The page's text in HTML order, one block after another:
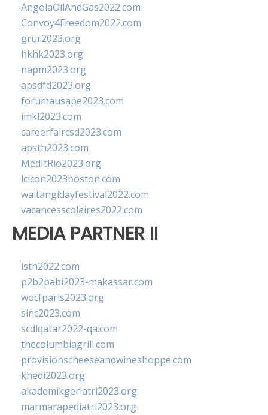
AngolaOilAndGas2022.com
Convoy4Freedom2022.com
grur2023.org
hkhk2023.org
napm2023.org
apsdfd2023.org
forumausape2023.com
imkl2023.com
careerfaircsd2023.com
apsth2023.com
MedItRio2023.org
lcicon2023boston.com
waitangidayfestival2022.com
vacancesscolaires2022.com
MEDIA PARTNER II
isth2022.com
p2b2pabi2023-makassar.com
wocfparis2023.org
sinc2023.com
scdlqatar2022-qa.com
thecolumbiagrill.com
provisionscheeseandwineshoppe.com
khedi2023.org
akademikgeriatri2023.org
marmarapediatri2023.org